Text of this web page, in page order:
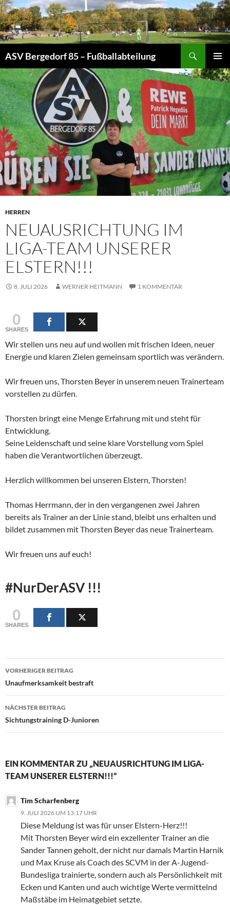
Zum
Inhalt
springen
ASV Bergedorf 85 – Fußballabteilung
MENÜ
HERREN
NEUAUSRICHTUNG IM
LIGA-TEAM UNSERER
ELSTERN!!!
8. JULI 2026 WERNER HEITMANN 1 KOMMENTAR
0
SHARES
Wir stellen uns neu auf und wollen mit frischen Ideen, neuer
Energie und klaren Zielen gemeinsam sportlich was verändern.
Wir freuen uns, Thorsten Beyer in unserem neuen Trainerteam
vorstellen zu dürfen.
Thorsten bringt eine Menge Erfahrung mit und steht für
Entwicklung.
Seine Leidenschaft und seine klare Vorstellung vom Spiel
haben die Verantwortlichen überzeugt.
Herzlich willkommen bei unseren Elstern, Thorsten!
Thomas Herrmann, der in den vergangenen zwei Jahren
bereits als Trainer an der Linie stand, bleibt uns erhalten und
bildet zusammen mit Thorsten Beyer das neue Trainerteam.
Wir freuen uns auf euch!
#NurDerASV !!!
0
SHARES
Beitragsnavigation
VORHERIGER BEITRAG
Unaufmerksamkeit bestraft
NÄCHSTER BEITRAG
Sichtungstraining D-Junioren
EIN KOMMENTAR ZU „NEUAUSRICHTUNG IM LIGA-
TEAM UNSERER ELSTERN!!!“
Tim Scharfenberg
9. JULI 2026 UM 13:17 UHR
Diese Meldung ist was für unser Elstern-Herz!!!
Mit Thorsten Beyer wird ein exzellenter Trainer an die
Sander Tannen geholt, der nicht nur damals Martin Harnik
und Max Kruse als Coach des SCVM in der A-Jugend-
Bundesliga trainierte, sondern auch als Persönlichkeit mit
Ecken und Kanten und auch wichtige Werte vermittelnd
Maßstäbe im Heimatgebiet setzte.